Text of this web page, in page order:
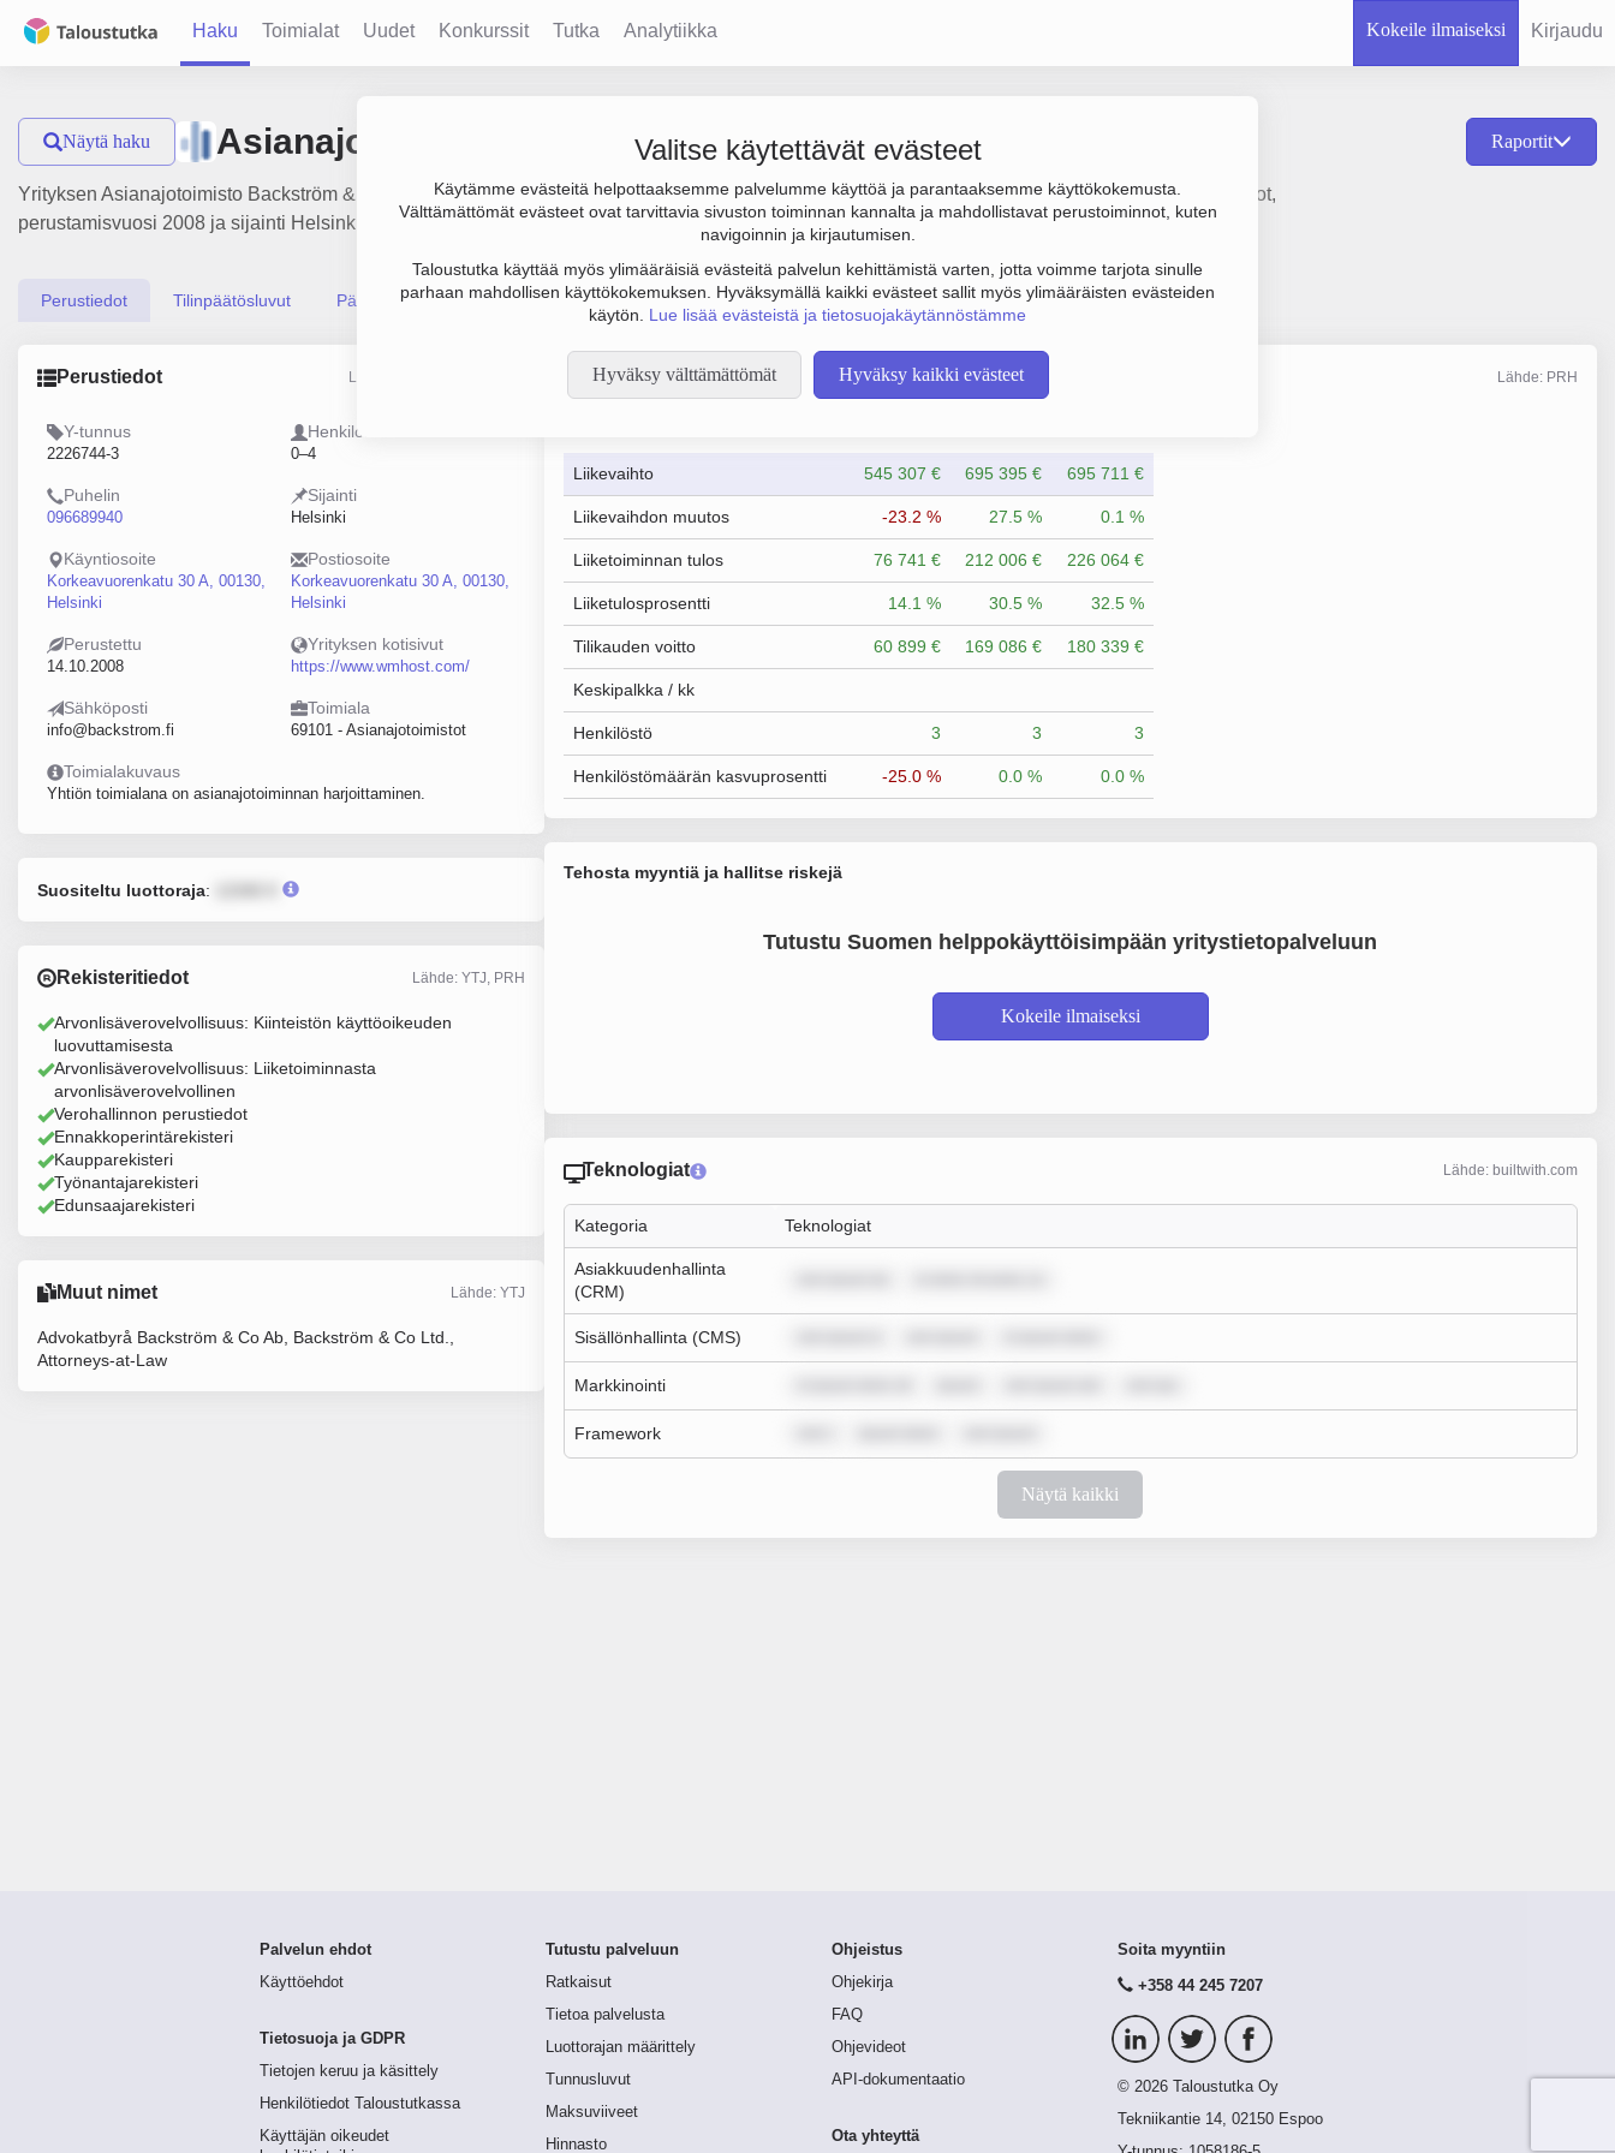
Haku Toimialat Uudet Konkurssit Tutka Analytiikka Kokeile ilmaiseksi Kirjaudu
Valitse käytettävät evästeet
Käytämme evästeitä helpottaaksemme palvelumme käyttöä ja parantaaksemme käyttökokemusta.
Välttämättömät evästeet ovat tarvittavia sivuston toiminnan kannalta ja mahdollistavat perustoiminnot, kuten
navigoinnin ja kirjautumisen.
Taloustutka käyttää myös ylimääräisiä evästeitä palvelun kehittämistä varten, jotta voimme tarjota sinulle
parhaan mahdollisen käyttökokemuksen. Hyväksymällä kaikki evästeet sallit myös ylimääräisten evästeiden
käytön. Lue lisää evästeistä ja tietosuojakäytännöstämme
Hyväksy välttämättömät Hyväksy kaikki evästeet
Näytä haku Asianajotoimisto Backström & Co Oy Raportit
Yrityksen Asianajotoimisto Backström & Co Oy liikevaihto on 696 000 €, tulos 226 000 € ja henkilöstömäärä 3. Sen päätoimiala on Asianajotoimistot,
perustamisvuosi 2008 ja sijainti Helsinki. Yrityksen yhtiömuoto Osakeyhtiö (OY).
Perustiedot Tilinpäätösluvut Päättäjätiedot
Perustiedot Lähde: YTJ, PRH, Traficom
Y-tunnus
2226744-3
Henkilöstömäärä
0–4
Puhelin
096689940
Sijainti
Helsinki
Käyntiosoite
Korkeavuorenkatu 30 A, 00130,
Helsinki
Postiosoite
Korkeavuorenkatu 30 A, 00130,
Helsinki
Perustettu
14.10.2008
Yrityksen kotisivut
https://www.wmhost.com/
Sähköposti
info@backstrom.fi
Toimiala
69101 - Asianajotoimistot
Toimialakuvaus
Yhtiön toimialana on asianajotoiminnan harjoittaminen.
Suositeltu luottoraja:
Rekisteritiedot Lähde: YTJ, PRH
Arvonlisäverovelvollisuus: Kiinteistön käyttöoikeuden
luovuttamisesta
Arvonlisäverovelvollisuus: Liiketoiminnasta
arvonlisäverovelvollinen
Verohallinnon perustiedot
Ennakkoperintärekisteri
Kaupparekisteri
Työnantajarekisteri
Edunsaajarekisteri
Muut nimet Lähde: YTJ
Advokatbyrå Backström & Co Ab, Backström & Co Ltd.,
Attorneys-at-Law
Taloustiedot Lähde: PRH
Liikevaihto 545 307 € 695 395 € 695 711 €
Liikevaihdon muutos -23.2 % 27.5 % 0.1 %
Liiketoiminnan tulos 76 741 € 212 006 € 226 064 €
Liiketulosprosentti 14.1 % 30.5 % 32.5 %
Tilikauden voitto 60 899 € 169 086 € 180 339 €
Keskipalkka / kk
Henkilöstö 3 3 3
Henkilöstömäärän kasvuprosentti -25.0 % 0.0 % 0.0 %
Tehosta myyntiä ja hallitse riskejä
Tutustu Suomen helppokäyttöisimpään yritystietopalveluun
Kokeile ilmaiseksi
Teknologiat Lähde: builtwith.com
Kategoria Teknologiat
Asiakkuudenhallinta
(CRM)
Sisällönhallinta (CMS)
Markkinointi
Framework
Näytä kaikki
Palvelun ehdot
Käyttöehdot
Tietosuoja ja GDPR
Tietojen keruu ja käsittely
Henkilötiedot Taloustutkassa
Käyttäjän oikeudet
Tutustu palveluun
Ratkaisut
Tietoa palvelusta
Luottorajan määrittely
Tunnusluvut
Maksuviiveet
Hinnasto
Ohjeistus
Ohjekirja
FAQ
Ohjevideot
API-dokumentaatio
Ota yhteyttä
Soita myyntiin
+358 44 245 7207
© 2026 Taloustutka Oy
Tekniikantie 14, 02150 Espoo